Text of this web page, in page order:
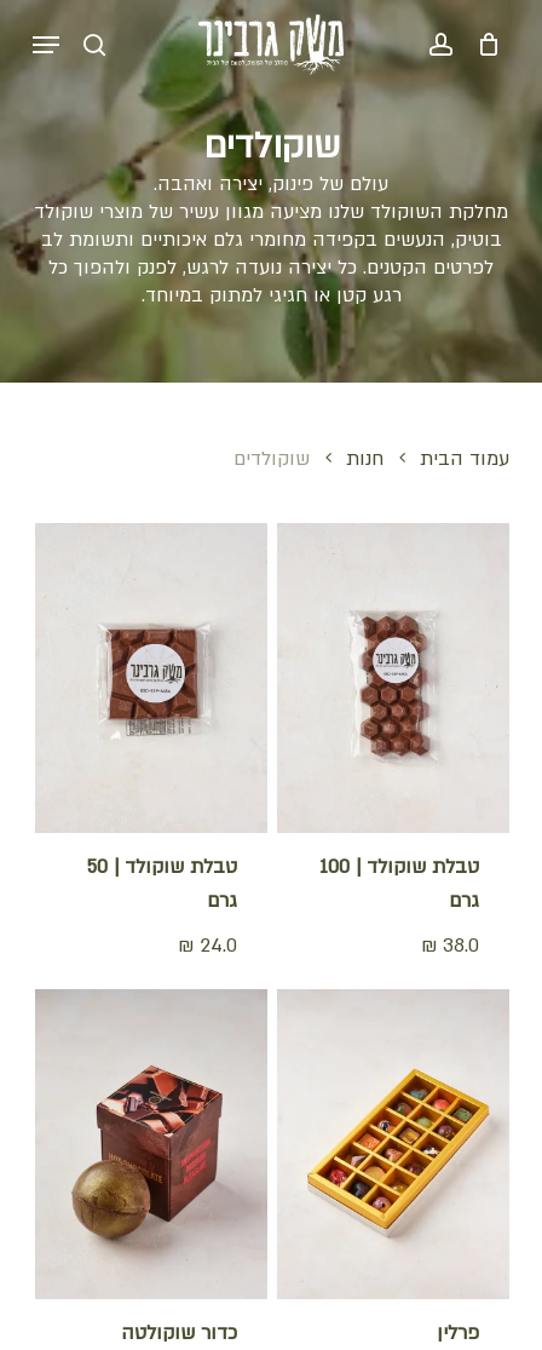
search account
Menu
סל קניות סגירה
שוקולדים
עולם של פינוק, יצירה ואהבה.
מחלקת השוקולד שלנו מציעה מגוון עשיר של מוצרי שוקולד
בוטיק, הנעשים בקפידה מחומרי גלם איכותיים ותשומת לב
לפרטים הקטנים. כל יצירה נועדה לרגש, לפנק ולהפוך כל
רגע קטן או חגיגי למתוק במיוחד.
עמוד הבית חנות שוקולדים
טבלת שוקולד | 100
גרם
₪ 38.0
טבלת שוקולד | 50
גרם
₪ 24.0
פרלין
כדור שוקולטה